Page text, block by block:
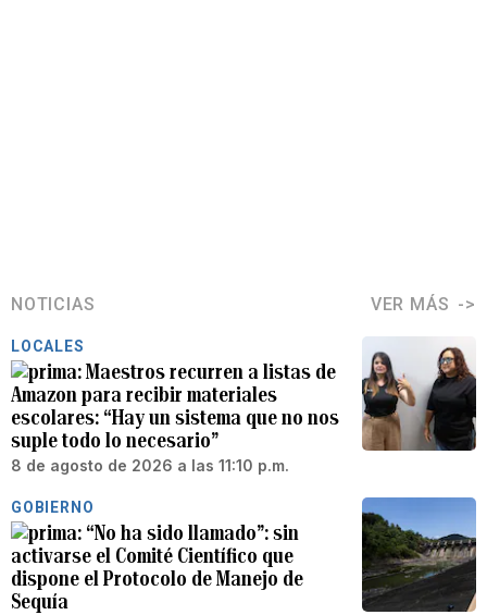
NOTICIAS VER MÁS
LOCALES
Maestros recurren a listas de
Amazon para recibir materiales
escolares: “Hay un sistema que no nos
suple todo lo necesario”
8 de agosto de 2026 a las 11:10 p.m.
GOBIERNO
“No ha sido llamado”: sin
activarse el Comité Científico que
dispone el Protocolo de Manejo de
Sequía